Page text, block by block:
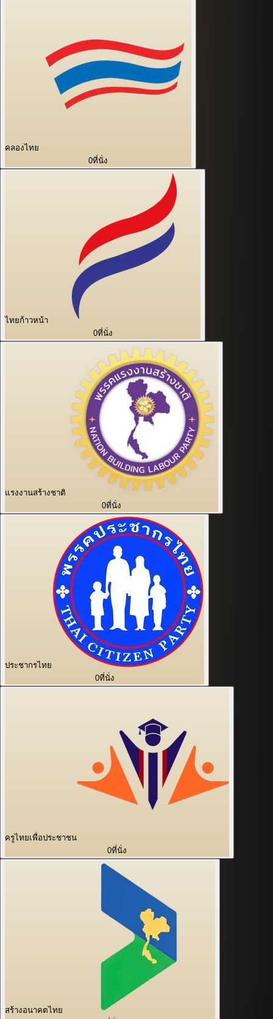
คลองไทย
0ที่นั่ง
ไทยก้าวหน้า
0ที่นั่ง
แรงงานสร้างชาติ
0ที่นั่ง
ประชากรไทย
0ที่นั่ง
ครูไทยเพื่อประชาชน
0ที่นั่ง
สร้างอนาคตไทย